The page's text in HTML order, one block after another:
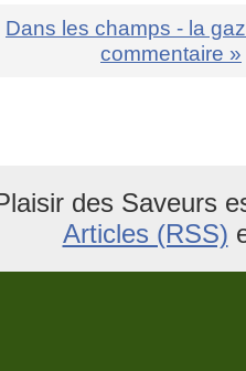
Dans les champs - la
commentaire »
des Saveurs
Articles (RSS)